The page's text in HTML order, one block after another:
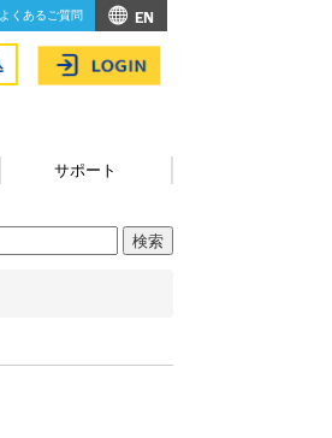
よくあるご質問
サポート